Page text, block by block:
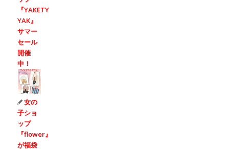
『YAKETY
YAK』
サマー
セール
開催
中！
女の
子ショ
ップ
『flower』
が福袋